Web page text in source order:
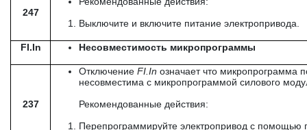
247
Выключите и включите питание электропривода.
FI.In Несовместимость микропрограммы
237
Отключение FI In означает что микропрограмма
несовместима с микропрограммой силового
Рекомендованные действия:
Перепрограммируйте электропривод с помощью